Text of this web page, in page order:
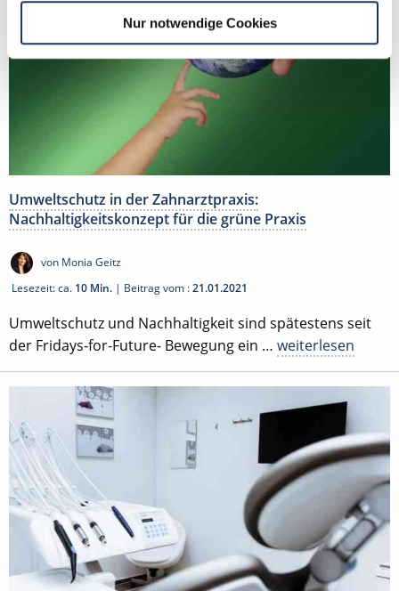
Nur notwendige Cookies
Umweltschutz in der Zahnarztpraxis:
Nachhaltigkeitskonzept für die grüne Praxis
von Monia Geitz
Lesezeit: ca. 10 Min. | Beitrag vom :21.01.2021
Umweltschutz und Nachhaltigkeit sind spätestens seit
der Fridays-for-Future- Bewegung ein … weiterlesen